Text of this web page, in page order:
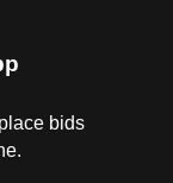
bids